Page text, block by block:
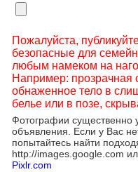
Пожалуйста,
безопасные для
любым намеком на
Например: прозрачная
обнаженное тело в
белье или в позе,
Фотографии существенно
объявления. Если у Вас
попытайтесь найти
http://images.google.com
Pixlr.com